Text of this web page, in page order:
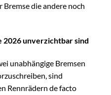
Bremse die andere noch
2026 unverzichtbar sind
unabhängige Bremsen
sind
Rennrädern de facto